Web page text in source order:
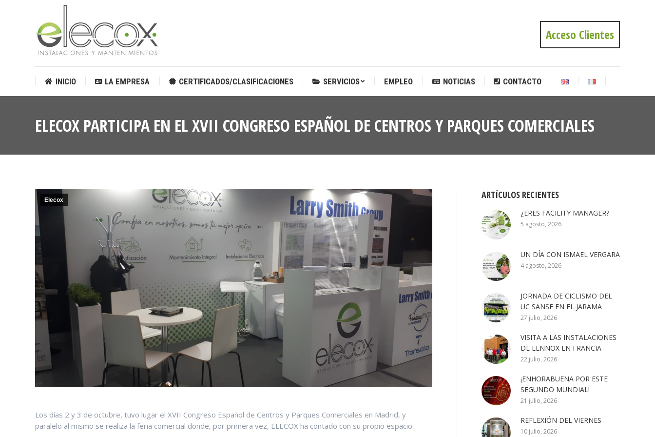
Acceso Clientes
INICIO LA EMPRESA CERTIFICADOS/CLASIFICACIONES SERVICIOS EMPLEO NOTICIAS CONTACTO
ELECOX PARTICIPA EN EL XVII CONGRESO ESPAÑOL DE CENTROS Y PARQUES COMERCIALES
Elecox
Los días 2 y 3 de octubre, tuvo lugar el XVII Congreso Español de Centros y Parques Comerciales en Madrid, y
paralelo al mismo se realiza la feria comercial donde, por primera vez, ELECOX ha contado con su propio espacio.
ARTÍCULOS RECIENTES
¿ERES FACILITY MANAGER?
5 agosto, 2026
UN DÍA CON ISMAEL VERGARA
4 agosto, 2026
JORNADA DE CICLISMO DEL
UC SANSE EN EL JARAMA
27 julio, 2026
VISITA A LAS INSTALACIONES
DE LENNOX EN FRANCIA
22 julio, 2026
¡ENHORABUENA POR ESTE
SEGUNDO MUNDIAL!
21 julio, 2026
REFLEXIÓN DEL VIERNES
10 julio, 2026